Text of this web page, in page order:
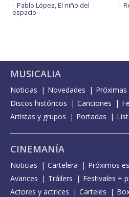
Pablo López, El niño del
espacio
MUSICALIA
Noticias Novedades
Discos históricos
Canciones
Artistas y grupos
Portadas
CINEMANÍA
Noticias Cartelera Próximos
Avances
Tráilers
Festivales +
Actores y actrices
Carteles